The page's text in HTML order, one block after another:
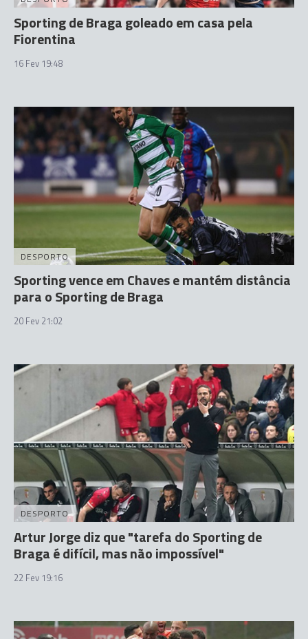
Sporting de Braga goleado em casa pela
Fiorentina
16 Fev 19:48
DESPORTO
Sporting vence em Chaves e mantém distância
para o Sporting de Braga
20 Fev 21:02
DESPORTO
Artur Jorge diz que "tarefa do Sporting de
Braga é difícil, mas não impossível"
22 Fev 19:16